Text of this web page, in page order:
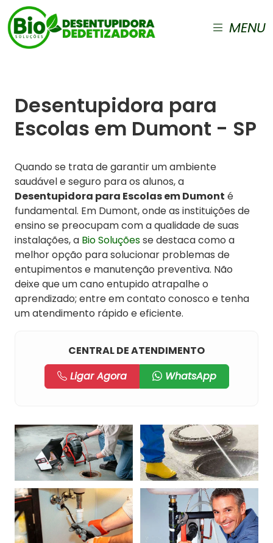
MENU
Desentupidora para
Escolas em Dumont - SP
Quando se trata de garantir um ambiente
saudável e seguro para os alunos, a
Desentupidora para Escolas em Dumont é
fundamental. Em Dumont, onde as instituições de
ensino se preocupam com a qualidade de suas
instalações, a Bio Soluçõesse destaca como a
melhor opção para solucionar problemas de
entupimentos e manutenção preventiva. Não
deixe que um cano entupido atrapalhe o
aprendizado; entre em contato conosco e tenha
um atendimento rápido e eficiente.
CENTRAL DE ATENDIMENTO
Ligar Agora
WhatsApp